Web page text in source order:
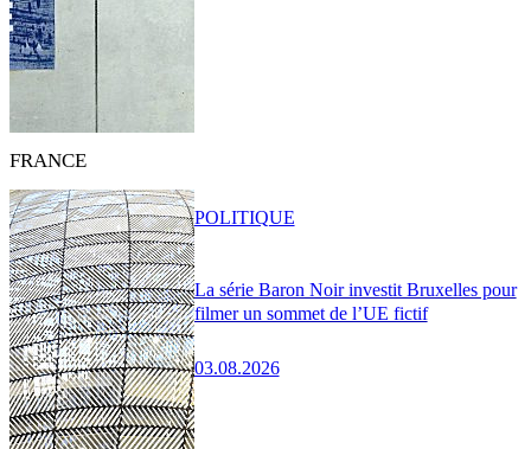
FRANCE
La série Baron Noir investit Bruxelles pour
filmer un sommet de l’UE fictif
03.08.2026
POLITIQUE